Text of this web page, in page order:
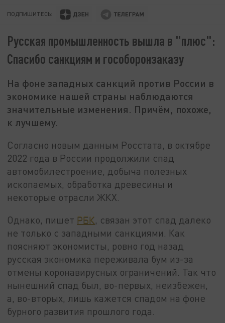
ПОДПИШИТЕСЬ:
Русская промышленность вышла в "плюс":
Спасибо санкциям и гособоронзаказу
На фоне западных санкций против России в
экономике нашей страны наблюдаются
значительные изменения. Причём, похоже,
к лучшему.
Согласно новым данным Росстата, в октябре
2022 года в России продолжили спад
автомобилестроение, добыча полезных
ископаемых, обработка древесины и
некоторые отрасли ЖКХ.
Однако, пишет РБК, связан этот спад далеко
не только с западными санкциями. Как
поясняют экономисты, ровно год назад
русская экономика переживала бум из-за
отмены коронавирусных ограничений. Так что
нынешний спад был, во-первых, неизбежен,
а, во-вторых, лишь кажется спадом на фоне
бурного развития прошлого года.